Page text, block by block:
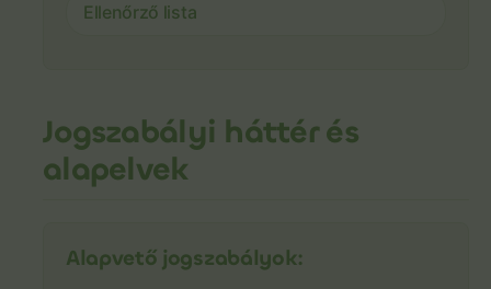
Ellenőrző lista
Jogszabályi háttér és
alapelvek
Alapvető jogszabályok: